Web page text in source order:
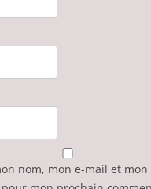
nom, mon e-mail et mon